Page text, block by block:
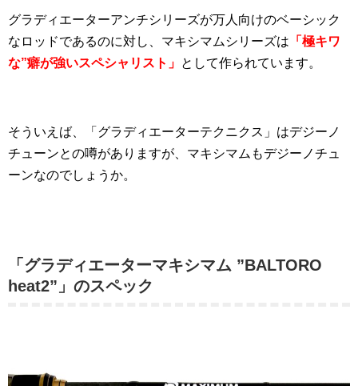
グラディエーターアンチシリーズが万人向けのベーシック
なロッドであるのに対し、マキシマムシリーズは 「極キワ
な”癖が強いスペシャリスト」 として作られています。
そういえば、「グラディエーターテクニクス」はデジーノ
チューンとの噂がありますが、マキシマムもデジーノチュ
ーンなのでしょうか。
「グラディエーターマキシマム ”BALTORO
heat2”」のスペック